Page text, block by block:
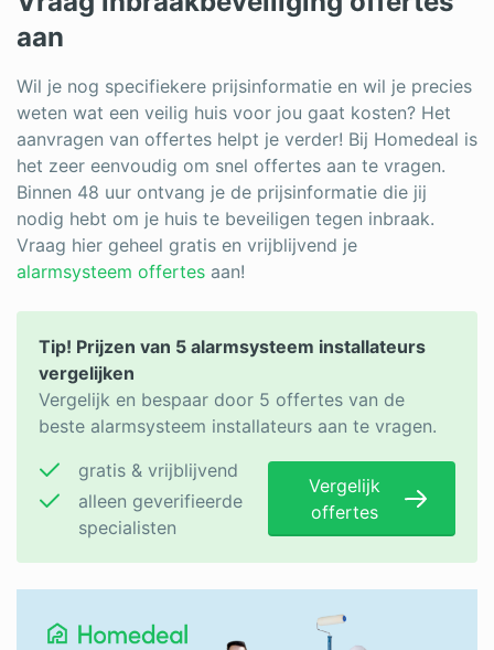
aan
Wil je nog specifiekere prijsinformatie en wil je precies
weten wat een veilig huis voor jou gaat kosten? Het
aanvragen van offertes helpt je verder! Bij Homedeal is
het zeer eenvoudig om snel offertes aan te vragen.
Binnen 48 uur ontvang je de prijsinformatie die jij
nodig hebt om je huis te beveiligen tegen inbraak.
Vraag hier geheel gratis en vrijblijvend je
alarmsysteem offertes aan!
Tip! Prijzen van 5 alarmsysteem installateurs
vergelijken
Vergelijk en bespaar door 5 offertes van de
beste alarmsysteem installateurs aan te vragen.
gratis & vrijblijvend
alleen geverifieerde
specialisten
Vergelijk
offertes